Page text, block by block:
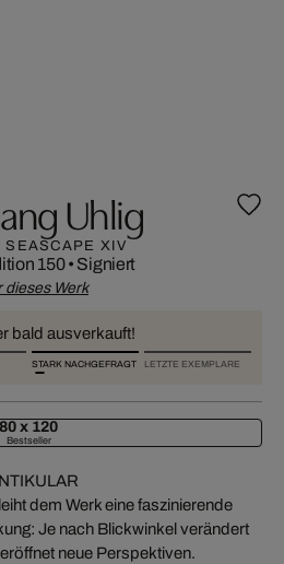
Uhlig
SEASCAPE XIV
150• Signiert
dieses Werk
bald ausverkauft!
STARK NACHGEFRAGT LETZTE EXEMPLARE
80 x 120
Bestseller
dem Werk eine faszinierende
Je nach Blickwinkel verändert
neue Perspektiven.